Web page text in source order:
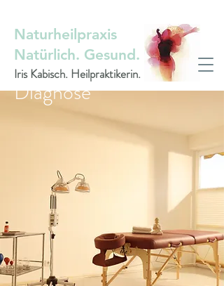
Naturheilpraxis
Natürlich. Gesund.
Iris Kabisch. Heilpraktikerin.
Diagnose